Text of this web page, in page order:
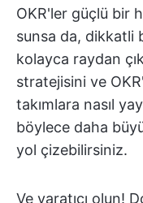
OKR'ler güçlü bir
sunsa da, dikkatli
kolayca raydan
stratejisini ve
takımlara nasıl
böylece daha
yol çizebilirsiniz.
Ve yaratıcı olun!